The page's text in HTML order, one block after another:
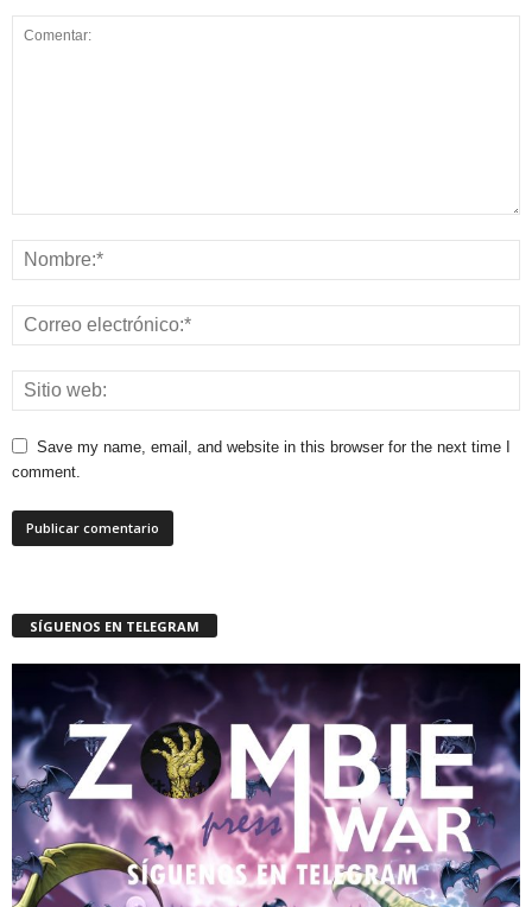
Save my name, email, and website in this browser for the next time I
comment.
SÍGUENOS EN TELEGRAM